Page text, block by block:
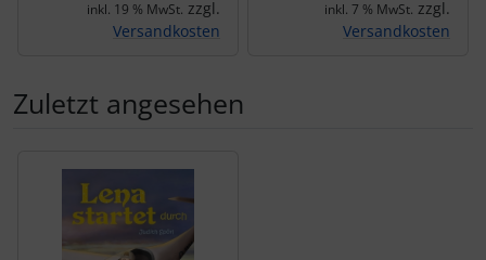
inkl. 19 % MwSt. zzgl.
Versandkosten
inkl. 7 % MwSt. zzgl.
Versandkosten
Zuletzt angesehen